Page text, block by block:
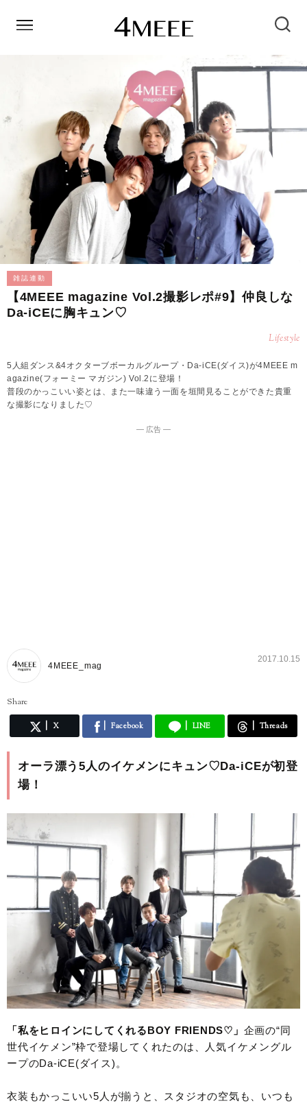
雑誌連動
【4MEEE magazine Vol.2撮影レポ#9】仲良しな
Da-iCEに胸キュン♡
Lifestyle
5人組ダンス&4オクターブボーカルグループ・Da-iCE(ダイス)が4MEEE m
agazine(フォーミー マガジン) Vol.2に登場！
普段のかっこいい姿とは、また一味違う一面を垣間見ることができた貴重
な撮影になりました♡
― 広告 ―
4MEEE_mag
2017.10.15
Share
X Facebook LINE Threads
オーラ漂う5人のイケメンにキュン♡Da-iCEが初登
場！
「私をヒロインにしてくれるBOY FRIENDS♡」 企画の“同
世代イケメン”枠で登場してくれたのは、人気イケメングル
ープのDa-iCE(ダイス)。
衣装もかっこいい5人が揃うと、スタジオの空気も、いつも